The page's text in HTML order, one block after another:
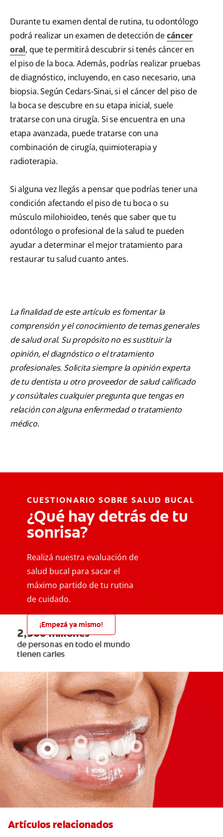
Durante tu examen dental de rutina, tu odontólogo
podrá realizar un examen de detección decáncer
oral, que te permitirá descubrir si tenés cáncer en
el piso de la boca. Además, podrías realizar pruebas
de diagnóstico, incluyendo, en caso necesario, una
biopsia. Según Cedars-Sinai, si el cáncer del piso de
la boca se descubre en su etapa inicial, suele
tratarse con una cirugía. Si se encuentra en una
etapa avanzada, puede tratarse con una
combinación de cirugía, quimioterapia y
radioterapia.
Si alguna vez llegás a pensar que podrías tener una
condición afectando el piso de tu boca o su
músculo milohioideo, tenés que saber que tu
odontólogo o profesional de la salud te pueden
ayudar a determinar el mejor tratamiento para
restaurar tu salud cuanto antes.
La finalidad de este artículo es fomentar la
comprensión y el conocimiento de temas generales
de salud oral. Su propósito no es sustituir la
opinión, el diagnóstico o el tratamiento
profesionales. Solicita siempre la opinión experta
de tu dentista u otro proveedor de salud calificado
y consúltales cualquier pregunta que tengas en
relación con alguna enfermedad o tratamiento
médico.
CUESTIONARIO SOBRE SALUD BUCAL
¿Qué hay detrás de tu
sonrisa?
Realizá nuestra evaluación de
salud bucal para sacar el
máximo partido de tu rutina
de cuidado.
¡Empezá ya mismo!
Artículos relacionados